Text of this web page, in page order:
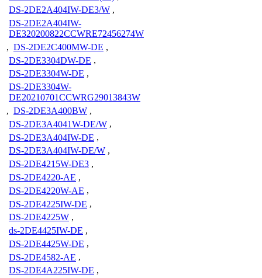
DS-2DE2A404IW-DE3/W ,
DS-2DE2A404IW-
DE320200822CCWRE72456274W
, DS-2DE2C400MW-DE ,
DS-2DE3304DW-DE ,
DS-2DE3304W-DE ,
DS-2DE3304W-
DE20210701CCWRG29013843W
, DS-2DE3A400BW ,
DS-2DE3A4041W-DE/W ,
DS-2DE3A404IW-DE ,
DS-2DE3A404IW-DE/W ,
DS-2DE4215W-DE3 ,
DS-2DE4220-AE ,
DS-2DE4220W-AE ,
DS-2DE4225IW-DE ,
DS-2DE4225W ,
ds-2DE4425IW-DE ,
DS-2DE4425W-DE ,
DS-2DE4582-AE ,
DS-2DE4A225IW-DE ,